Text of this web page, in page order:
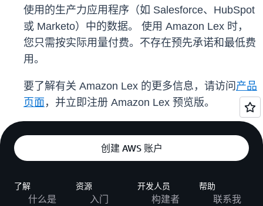
使用的生产力应用程序（如 Salesforce、HubSpot
或 Marketo）中的数据。 使用 Amazon Lex 时，
您只需按实际用量付费。不存在预先承诺和最低费
用。
要了解有关 Amazon Lex 的更多信息，请访问 产品
页面 ，并立即注册 Amazon Lex 预览版。
创建 AWS 账户
了解
什么是
资源
入门
开发人员
构建者
帮助
联系我